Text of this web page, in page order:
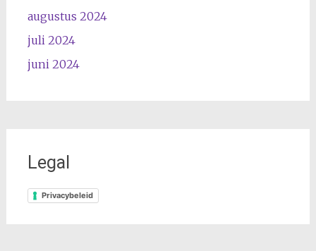
augustus 2024
juli 2024
juni 2024
Legal
Privacybeleid